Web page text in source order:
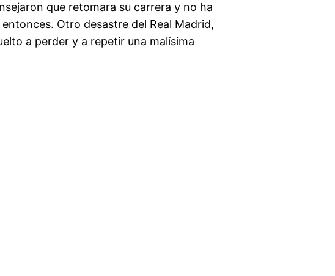
que retomara su carrera y no ha
Otro desastre del Real Madrid,
a perder y a repetir una malísima